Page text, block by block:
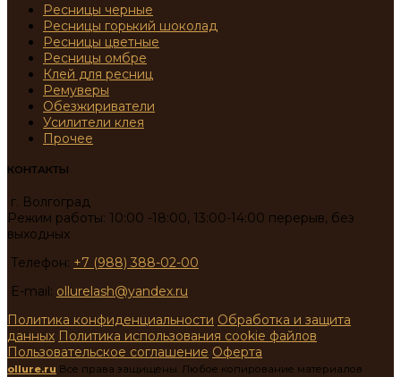
Ресницы черные
Ресницы горький шоколад
Ресницы цветные
Ресницы омбре
Клей для ресниц
Ремуверы
Обезжириватели
Усилители клея
Прочее
КОНТАКТЫ
г. Волгоград
Режим работы: 10:00 -18:00, 13:00-14:00 перерыв, без
выходных
Телефон: +7 (988) 388-02-00
E-mail: ollurelash@yandex.ru
Политика конфиденциальности Обработка и защита
данных Политика использования cookie файлов
Пользовательское соглашение Оферта
ollure.ru Все права защищены. Любое копирование материалов